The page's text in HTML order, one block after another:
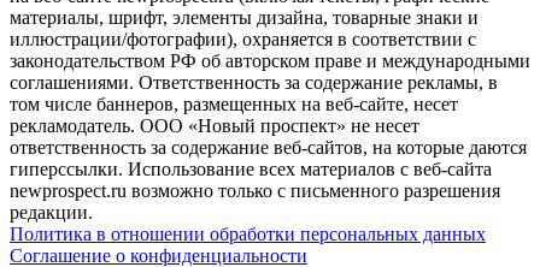
материалы, шрифт, элементы дизайна, товарные знаки и
иллюстрации/фотографии), охраняется в соответствии с
законодательством РФ об авторском праве и международными
соглашениями. Ответственность за содержание рекламы, в
том числе баннеров, размещенных на веб-сайте, несет
рекламодатель. ООО «Новый проспект» не несет
ответственность за содержание веб-сайтов, на которые даются
гиперссылки. Использование всех материалов с веб-сайта
newprospect.ru возможно только с письменного разрешения
редакции.
Политика в отношении обработки персональных данных
Соглашение о конфиденциальности